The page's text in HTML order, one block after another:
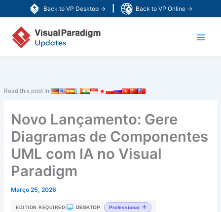
Back to VP Desktop → Back to VP Online →
to
content
Read this post in:
Novo Lançamento: Gere
Diagramas de Componentes
UML com IA no Visual
Paradigm
Março 25, 2026
EDITION REQUIRED | DESKTOP Professional